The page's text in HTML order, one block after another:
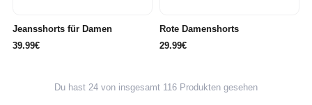
Jeansshorts für Damen
39.99€
Rote Damenshorts
29.99€
Du hast 24 von insgesamt 116 Produkten gesehen